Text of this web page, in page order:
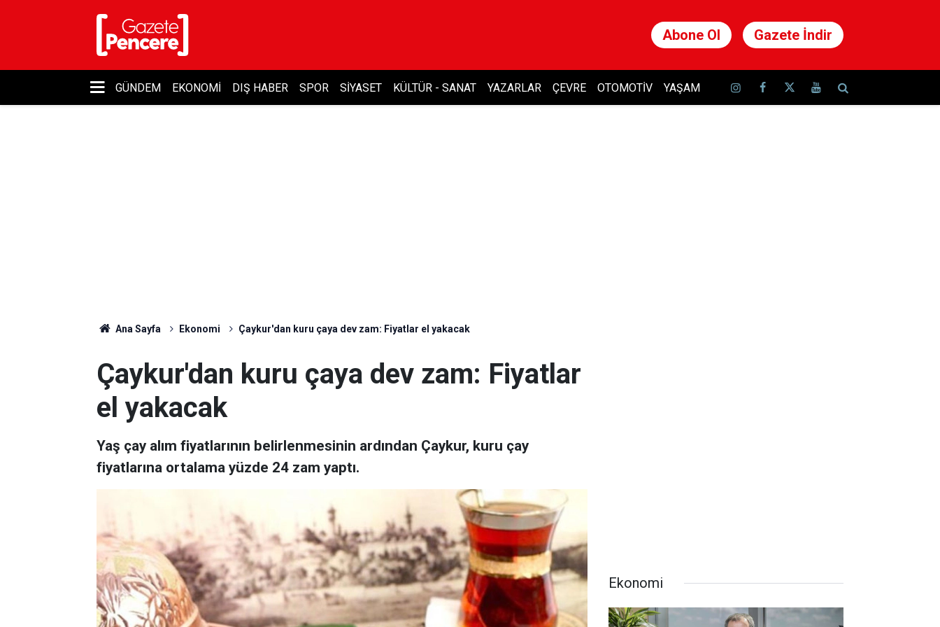
Abone Ol Gazete İndir
GÜNDEM EKONOMI DIŞ HABER SPOR SIYASET KÜLTÜR - SANAT YAZARLAR ÇEVRE OTOMOTIV YAŞAM
Ana Sayfa Ekonomi Çaykur'dan kuru çaya dev zam: Fiyatlar el yakacak
Çaykur'dan kuru çaya dev zam: Fiyatlar
el yakacak
Yaş çay alım fiyatlarının belirlenmesinin ardından Çaykur, kuru çay
fiyatlarına ortalama yüzde 24 zam yaptı.
Ekonomi